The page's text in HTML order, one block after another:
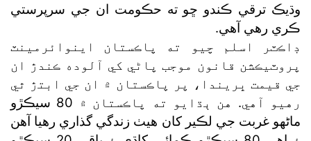
وڌيڪ ترقي ڪندو ڇو ته حڪومت ان جي سرپرستي
ڪري رهي آهي.
ڊاڪٽر اسلم چيو ته پاڪستان اينوائرمينٽ
پروٽيڪشن قانون موجب پاڻي کي آلوده ڪندڙ ان
جي قيمت ڀريندا، پر پاڪستان ۾ ان جي ابتڙ ٿي
رهيو آهي. هن ٻڌايو ته پاڪستان ۾ 80 سيڪڙو
ماڻهو غربت جي لڪير کان هيٺ زندگي گذاري رهيا آهن